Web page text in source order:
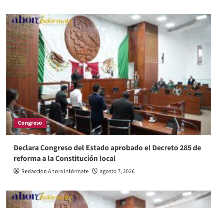
Congreso
Declara Congreso del Estado aprobado el Decreto 285 de
reforma a la Constitución local
Redacción Ahora Infórmate agosto 7, 2026